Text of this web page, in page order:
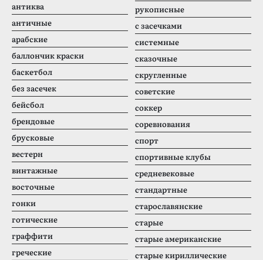
антиква
античные
арабские
баллончик краски
баскетбол
без засечек
бейсбол
брендовые
брусковые
вестерн
винтажные
восточные
гонки
готические
граффити
греческие
рукописные
с засечками
системные
сказочные
скругленные
советские
соккер
соревнования
спорт
спортивные клубы
средневековые
стандартные
старославянские
старые
старые американские
старые кириллические